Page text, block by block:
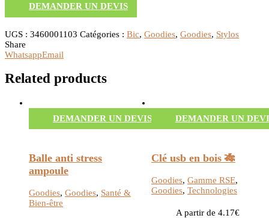
DEMANDER UN DEVIS
UGS : 3460001103 Catégories : Bic, Goodies, Goodies, Stylos
Share
WhatsappEmail
Related products
DEMANDER UN DEVIS
Balle anti stress
ampoule
Goodies, Goodies, Santé &
Bien-être
DEMANDER UN
Clé usb en bois 🎋
Goodies, Gamme RSE,
Goodies, Technologies
A partir de 4.17€